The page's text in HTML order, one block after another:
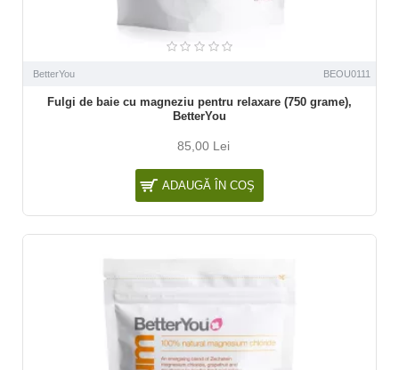
BetterYou BEOU0111
Fulgi de baie cu magneziu pentru relaxare (750 grame),
BetterYou
85,00 Lei
ADAUGĂ ÎN COŞ